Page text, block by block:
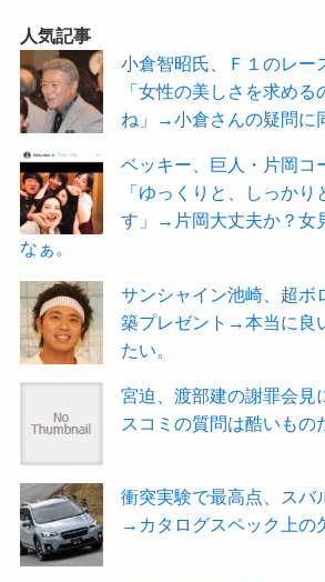
人気記事
小倉智昭氏、Ｆ１のレー
「女性の美しさを求め
ね」→小倉さんの疑問に
ベッキー、巨人・片岡コ
「ゆっくりと、しっかり
す」→片岡大丈夫か？女
なぁ。
サンシャイン池崎、超ボ
築プレゼント→本当に良
たい。
宮迫、渡部建の謝罪会
スコミの質問は酷いもの
衝突実験で最高点、スバ
→カタログスペック上の